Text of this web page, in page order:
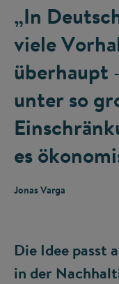
„In
viele
überhaupt
unter so
es
Jonas Varga
Die Idee passt
in der